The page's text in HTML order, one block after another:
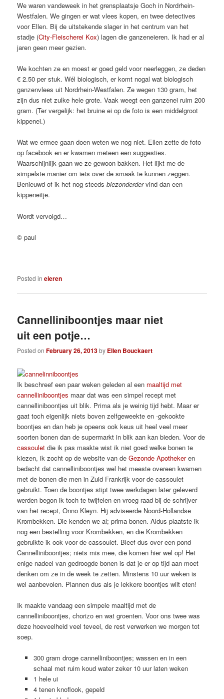
We waren vandeweek in het grensplaatsje Goch in Nordrhein-
Westfalen. We gingen er wat vlees kopen, en twee detectives
voor Ellen. Bij de uitstekende slager in het centrum van het
stadje (City-Fleischerei Kox) lagen die ganzeneieren. Ik had er al
jaren geen meer gezien.
We kochten ze en moest er goed geld voor neerleggen, ze deden
€ 2.50 per stuk. Wél biologisch, er komt nogal wat biologisch
ganzenvlees uit Nordrhein-Westfalen. Ze wegen 130 gram, het
zijn dus niet zulke hele grote. Vaak weegt een ganzenei ruim 200
gram. (Ter vergelijk: het bruine ei op de foto is een middelgroot
kippenei.)
Wat we ermee gaan doen weten we nog niet. Ellen zette de foto
op facebook en er kwamen meteen een suggesties.
Waarschijnlijk gaan we ze gewoon bakken. Het lijkt me de
simpelste manier om iets over de smaak te kunnen zeggen.
Benieuwd of ik het nog steedsbiezonderdervind dan een
kippeneitje.
Wordt vervolgd…
© paul
Posted in eieren
Cannelliniboontjes maar niet
uit een potje…
Posted onFebruary 26, 2013by Ellen Bouckaert
Ik beschreef een paar weken geleden al een maaltijd met
cannelliniboontjes maar dat was een simpel recept met
cannelliniboontjes uit blik. Prima als je weinig tijd hebt. Maar er
gaat toch eigenlijk niets boven zelfgeweekte en -gekookte
boontjes en dan heb je opeens ook keus uit heel veel meer
soorten bonen dan de supermarkt in blik aan kan bieden. Voor de
cassoulet die ik pas maakte wist ik niet goed welke bonen te
kiezen, ik zocht op de website van deGezonde Apothekeren
bedacht dat cannelliniboontjes wel het meeste overeen kwamen
met de bonen die men in Zuid Frankrijk voor de cassoulet
gebruikt. Toen de boontjes stipt twee werkdagen later geleverd
werden begon ik toch te twijfelen en vroeg raad bij de schrijver
van het recept, Onno Kleyn. Hij adviseerde Noord-Hollandse
Krombekken. Die kenden we al; prima bonen. Aldus plaatste ik
nog een bestelling voor Krombekken, en die Krombekken
gebruikte ik ook voor de cassoulet. Bleef dus over een pond
Cannelliniboontjes; niets mis mee, die komen hier wel op! Het
enige nadeel van gedroogde bonen is dat je er op tijd aan moet
denken om ze in de week te zetten. Minstens 10 uur weken is
wel aanbevolen. Plannen dus als je lekkere boontjes wilt eten!
Ik maakte vandaag een simpele maaltijd met de
cannelliniboontjes, chorizo en wat groenten. Voor ons twee was
deze hoeveelheid veel teveel, de rest verwerken we morgen tot
soep.
300 gram droge cannelliniboontjes; wassen en in een
schaal met ruim koud water zeker 10 uur laten weken
1 hele ui
4 tenen knoflook, gepeld